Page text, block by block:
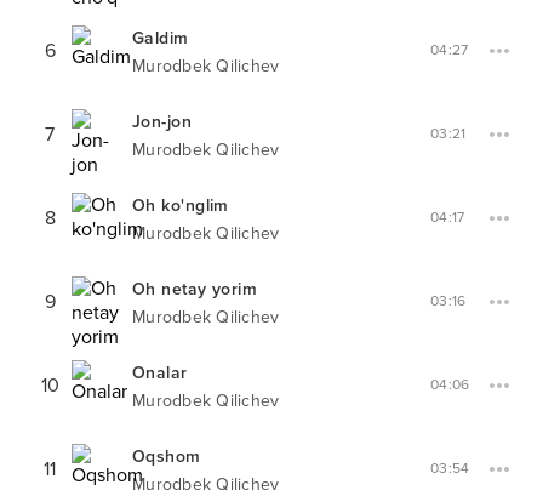
6
Galdim
Murodbek Qilichev
04:27
7
Jon-jon
Murodbek Qilichev
03:21
8
Oh ko'nglim
Murodbek Qilichev
04:17
9
Oh netay yorim
Murodbek Qilichev
03:16
10
Onalar
Murodbek Qilichev
04:06
11
Oqshom
Murodbek Qilichev
03:54